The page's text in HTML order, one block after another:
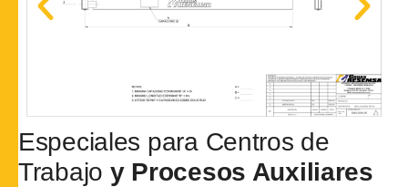
Especiales para Centros de
Trabajo y Procesos Auxiliares